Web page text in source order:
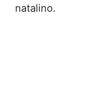
natalino.